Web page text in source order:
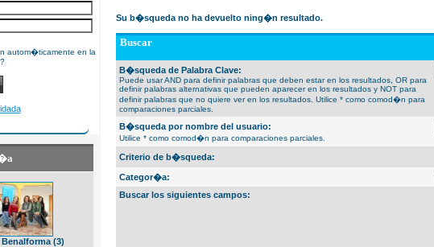
autom�ticamente en la
Benalforma (3)
Su b�squeda no ha devuelto ning�n resultado.
Buscar
B�squeda de Palabra Clave:
Puede usar AND para definir palabras que deben estar en los resultados, OR para
definir palabras alternativas que pueden aparecer en los resultados y NOT para
definir palabras que no quiere ver en los resultados. Utilice * como comod�n para
comparaciones parciales.
B�squeda por nombre del usuario:
Utilice * como comod�n para comparaciones parciales.
Criterio de b�squeda:
Categor�a:
Buscar los siguientes campos: